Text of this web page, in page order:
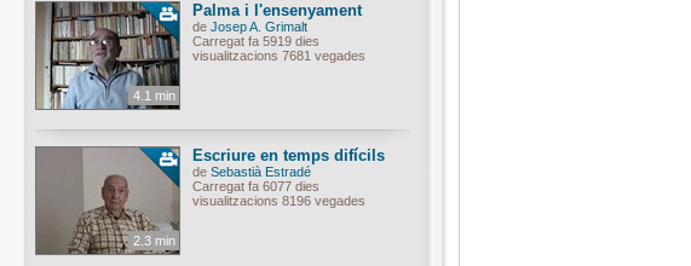
4.1 min
Palma i l'ensenyament
de Josep A. Grimalt
Carregat fa 5919 dies
visualitzacions 7681 vegades
2.3 min
Escriure en temps difícils
de Sebastià Estradé
Carregat fa 6077 dies
visualitzacions 8196 vegades